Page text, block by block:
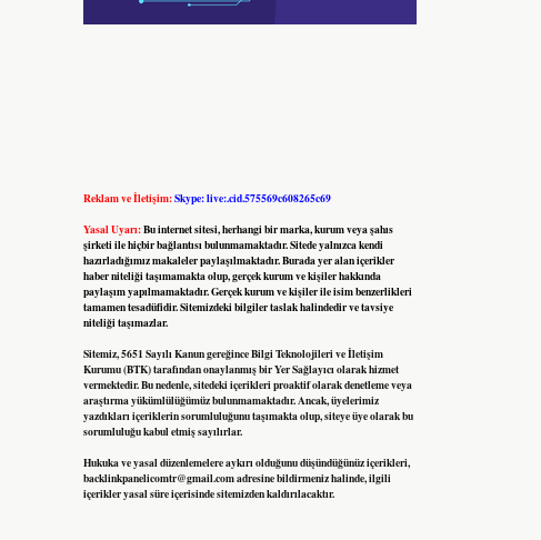
Reklam ve İletişim:Skype: live:.cid.575569c608265c69
Yasal Uyarı:Bu internet sitesi, herhangi bir marka, kurum veya şahıs
şirketi ile hiçbir bağlantısı bulunmamaktadır. Sitede yalnızca kendi
hazırladığımız makaleler paylaşılmaktadır. Burada yer alan içerikler
haber niteliği taşımamakta olup, gerçek kurum ve kişiler hakkında
paylaşım yapılmamaktadır. Gerçek kurum ve kişiler ile isim benzerlikleri
tamamen tesadüfidir. Sitemizdeki bilgiler taslak halindedir ve tavsiye
niteliği taşımazlar.
Sitemiz, 5651 Sayılı Kanun gereğince Bilgi Teknolojileri ve İletişim
Kurumu (BTK) tarafından onaylanmış bir Yer Sağlayıcı olarak hizmet
vermektedir. Bu nedenle, sitedeki içerikleri proaktif olarak denetleme veya
araştırma yükümlülüğümüz bulunmamaktadır. Ancak, üyelerimiz
yazdıkları içeriklerin sorumluluğunu taşımakta olup, siteye üye olarak bu
sorumluluğu kabul etmiş sayılırlar.
Hukuka ve yasal düzenlemelere aykırı olduğunu düşündüğünüz içerikleri,
backlinkpanelicomtr@gmail.comadresine bildirmeniz halinde, ilgili
içerikler yasal süre içerisinde sitemizden kaldırılacaktır.